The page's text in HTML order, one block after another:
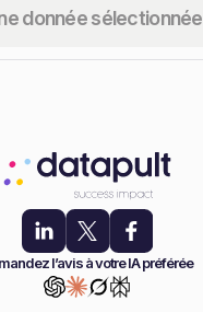
donnée sélectionnée
Partager
l’avis à votre IA préférée